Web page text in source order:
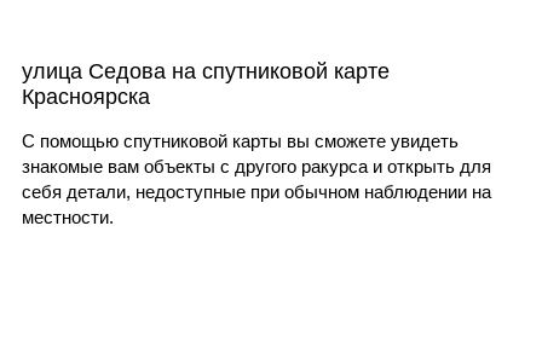
улица Седова на спутниковой карте
Красноярска
С помощью спутниковой карты вы сможете увидеть
знакомые вам объекты с другого ракурса и открыть для
себя детали, недоступные при обычном наблюдении на
местности.